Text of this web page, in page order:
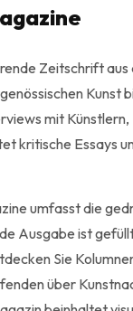
Zeitschrift
Kunst
mit
kritische Essays
umfasst die
Ausgabe ist
Sie
über